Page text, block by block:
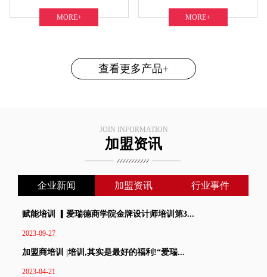
MORE+ MORE+
查看更多产品+
JOIN INFORMATION
加盟资讯
企业新闻 加盟资讯 行业事件
赋能培训 ▎爱瑞德商学院金牌设计师培训第3...
2023-09-27
加盟商培训 |培训,其实是最好的福利!“爱瑞...
2023-04-21